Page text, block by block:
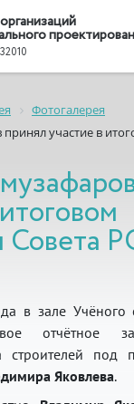
Фотогалерея
участие в
Совета
в зале
отчётное
строителей под
Яковлева.